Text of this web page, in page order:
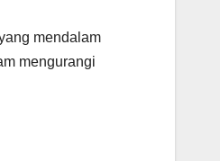
mendalam
mengurangi